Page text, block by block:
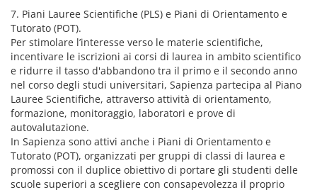
7. Piani Lauree Scientifiche (PLS) e Piani di Orientamento e
Tutorato (POT).
Per stimolare l’interesse verso le materie scientifiche,
incentivare le iscrizioni ai corsi di laurea in ambito scientifico
e ridurre il tasso d'abbandono tra il primo e il secondo anno
nel corso degli studi universitari, Sapienza partecipa al Piano
Lauree Scientifiche, attraverso attività di orientamento,
formazione, monitoraggio, laboratori e prove di
autovalutazione.
In Sapienza sono attivi anche i Piani di Orientamento e
Tutorato (POT), organizzati per gruppi di classi di laurea e
promossi con il duplice obiettivo di portare gli studenti delle
scuole superiori a scegliere con consapevolezza il proprio